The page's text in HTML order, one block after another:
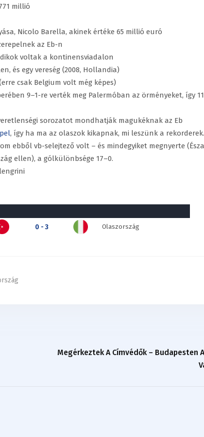
millió
Nicolo Barella, akinek értéke 65 millió euró
az Eb-n
voltak a kontinensviadalon
és egy vereség (2008, Hollandia)
csak Belgium volt még képes)
9–1-re verték meg Palermóban az örményeket, így 11
sorozatot mondhatják magukéknak az Eb
, így ha ma az olaszok kikapnak, mi leszünk a rekorderek.
ebből vb-selejtező volt – és mindegyiket megnyerte
ellen), a gólkülönbsége 17–0.
0 - 3 Olaszország
Megérkeztek A Címvédők – Budapesten